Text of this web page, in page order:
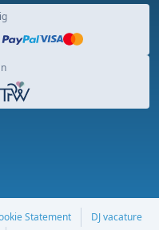
Statement
DJ vacature